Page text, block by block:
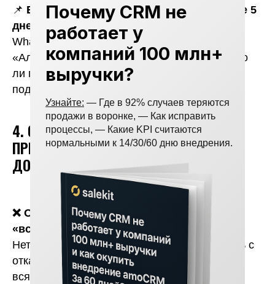
📌 Если клиент не ответил на КП в течение 5
дней
— система шлёт автоматический
WhatsApp:
«Алексей, добрый день! Уточняем, актуально
ли предложение по приводам? Можем
подвинуться по цене или срокам.»
4. ОШИБКИ, КОТОРЫЕ МЫ СРАЗУ
ПРЕДУПРЕДИЛИ (И КОТОРЫЕ ЧАСТО
ДОПУСКАЮТ)
❌ Ошибка 1: Думать, что CRM — это про
«всё настроим, и оно работает»
Нет. Если не обновляешь базу, не работаешь с
отказами, не уточняешь статусы клиентов —
вся автоматизация превращается в мёртвый
Почему CRM не
работает у
компаний 100 млн+
выручки?
Узнайте: — Где в 92% случаев теряются
продажи в воронке, — Как исправить
процессы, — Какие KPI считаются
нормальными к 14/30/60 дню внедрения.